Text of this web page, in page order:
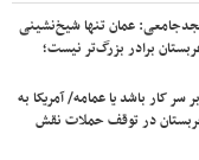
عمان تنها شیخ‌نشینی
برادر بزرگ‌تر نیست؛
کار باشد یا عمامه/ آمریکا به
در توقف حملات نقش